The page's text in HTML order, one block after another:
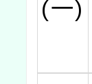
(一)